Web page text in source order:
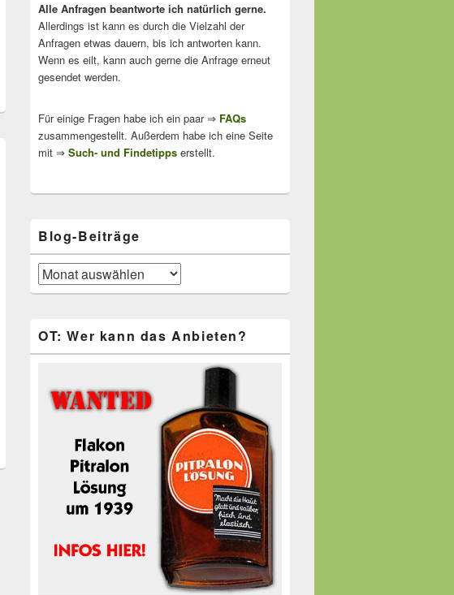
Alle Anfragen beantworte ich natürlich gerne.
Allerdings ist kann es durch die Vielzahl der
Anfragen etwas dauern, bis ich antworten kann.
Wenn es eilt, kann auch gerne die Anfrage erneut
gesendet werden.
Für einige Fragen habe ich ein paar ⇒ FAQs
zusammengestellt. Außerdem habe ich eine Seite
mit ⇒ Such- und Findetipps erstellt.
Blog-Beiträge
Blog-
Beiträge
OT: Wer kann das Anbieten?